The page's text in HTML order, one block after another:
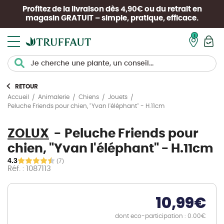
Profitez de la livraison dès 4,90€ ou du retrait en
magasin GRATUIT – simple, pratique, efficace.
RETOUR
Accueil
Animalerie Chiens
Jouets
Peluche Friends pour chien, "Yvan l'éléphant" - H.11cm
ZOLUX
Peluche Friends pour
chien, "Yvan l'éléphant" - H.11cm
4.3 (7)
Réf. : 1087113
10,99€
dont eco-participation : 0.00€